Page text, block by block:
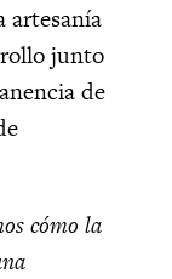
artesanía
junto
de
cómo la